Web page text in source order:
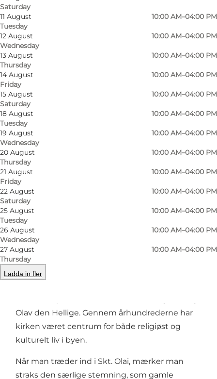
Saturday
11 August
Tuesday
10:00 AM–04:00 PM
12 August
Wednesday
10:00 AM–04:00 PM
13 August
Thursday
10:00 AM–04:00 PM
14 August
Friday
10:00 AM–04:00 PM
15 August
Saturday
10:00 AM–04:00 PM
18 August
Tuesday
10:00 AM–04:00 PM
19 August
Wednesday
10:00 AM–04:00 PM
20 August
Thursday
10:00 AM–04:00 PM
21 August
Friday
10:00 AM–04:00 PM
22 August
Saturday
10:00 AM–04:00 PM
25 August
Tuesday
10:00 AM–04:00 PM
26 August
Wednesday
10:00 AM–04:00 PM
27 August
Thursday
10:00 AM–04:00 PM
Ladda in fler
Photo Photo
Midt i Helsingør, tæt på det historiske centrum
og ikke langt fra Kronborg Slot, ligger Skt. Olai
Kirken som et roligt og imponerende
vidnesbyrd om byens lange historie. Allerede i
Olav den Hellige. Gennem århundrederne har
kirken været centrum for både religiøst og
kulturelt liv i byen.
Når man træder ind i Skt. Olai, mærker man
straks den særlige stemning, som gamle